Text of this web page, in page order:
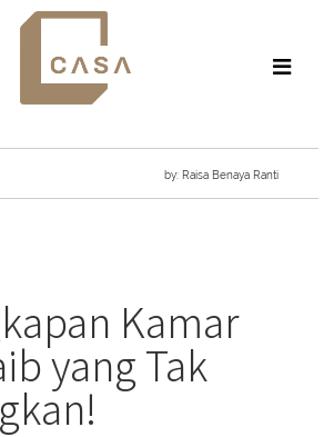
by: Raisa Benaya Ranti
Kamar
yang Tak